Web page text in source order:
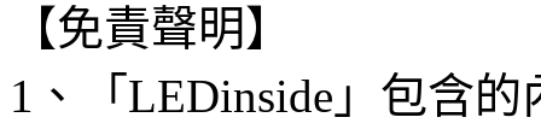
【免責聲明】
1、「LEDinside」包含